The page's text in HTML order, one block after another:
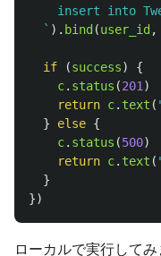
insert into
  `
). bind (user_id ,
if (success)
{
c. status (201 )
return c. text (
}
else {
c. status (500)
return c. text (
}
})
ローカルで実行してみ